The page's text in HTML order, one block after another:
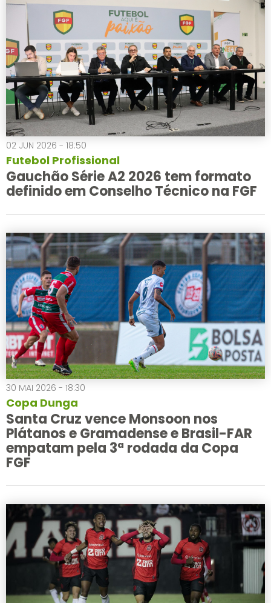
02 JUN 2026 - 18:50
Futebol Profissional
Gauchão Série A2 2026 tem formato
definido em Conselho Técnico na FGF
30 MAI 2026 - 18:30
Copa Dunga
Santa Cruz vence Monsoon nos
Plátanos e Gramadense e Brasil-FAR
empatam pela 3ª rodada da Copa
FGF